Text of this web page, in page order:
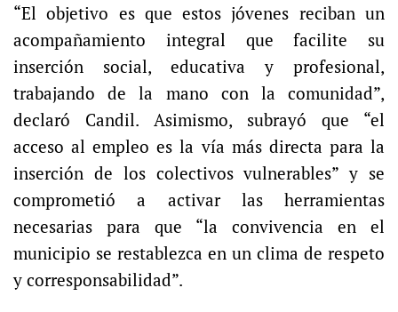
“El objetivo es que estos jóvenes reciban un
acompañamiento integral que facilite su
inserción social, educativa y profesional,
trabajando de la mano con la comunidad”,
declaró Candil. Asimismo, subrayó que “el
acceso al empleo es la vía más directa para la
inserción de los colectivos vulnerables” y se
comprometió a activar las herramientas
necesarias para que “la convivencia en el
municipio se restablezca en un clima de respeto
y corresponsabilidad”.